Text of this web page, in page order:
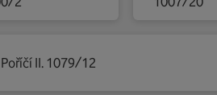
Poříčí II. 1079/12